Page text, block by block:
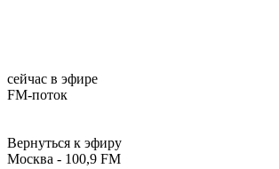
сейчас в эфире
FM-поток
Вернуться к эфиру
Москва - 100,9 FM